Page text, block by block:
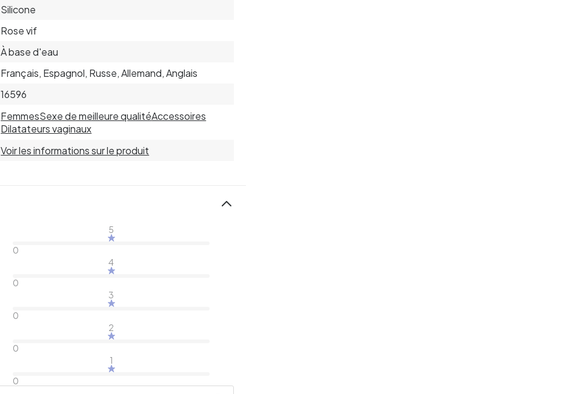
Silicone
Rose vif
À base d'eau
Français, Espagnol, Russe, Allemand, Anglais
16596
FemmesSexe de meilleure qualitéAccessoires
Dilatateurs vaginaux
Voir les informations sur le produit
5
0
4
0
3
0
2
0
1
0